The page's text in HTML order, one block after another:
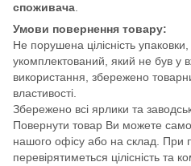
споживача
Умови повернення товару:
Не порушена цілісність
укомплектований, який не був у
використання, збережено
властивості.
Збережено всі ярлики та
Повернути товар Ви можете
нашого офісу або на склад. При
перевірятиметься цілісність та